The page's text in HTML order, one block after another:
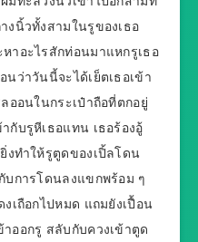
งนิ้วทั้งสามในรูของเธอ
าอะไรสักท่อนมาแหกรูเธอ
ว่าวันนี้จะได้เย็ตเธอเข้า
ออนในกระเป๋าถือที่ตกอยู่
กับรูหีเธอแทน เธอร้องอู้
งทำให้รูตูดของเปิ้ลโดน
บการโดนลงแขกพร้อม ๆ
เถือกไปหมด แถมยังเปื้อน
ออกรู สลับกับควงเข้าตูด